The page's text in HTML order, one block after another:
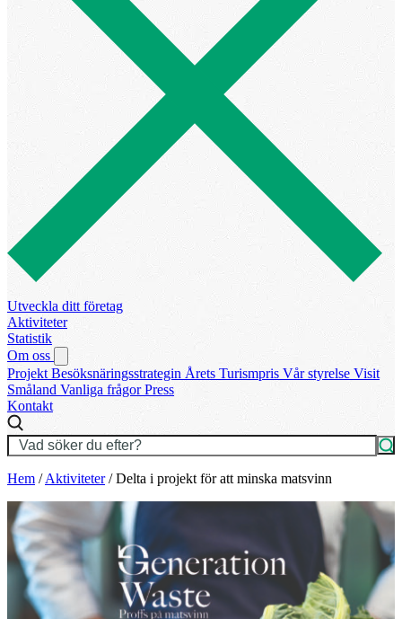
Utveckla ditt företag
Aktiviteter
Statistik
Om oss
Projekt Besöksnäringsstrategin Årets Turismpris Vår styrelse Visit
Småland Vanliga frågorPress
Kontakt
Hem /Aktiviteter/Delta i projekt för att minska matsvinn